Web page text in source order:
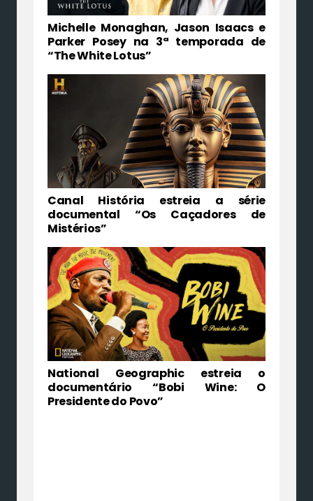
Michelle Monaghan, Jason Isaacs e
Parker Posey na 3ª temporada de
“The White Lotus”
Canal História estreia a série
documental “Os Caçadores de
Mistérios”
National Geographic estreia o
documentário “Bobi Wine: O
Presidente do Povo”